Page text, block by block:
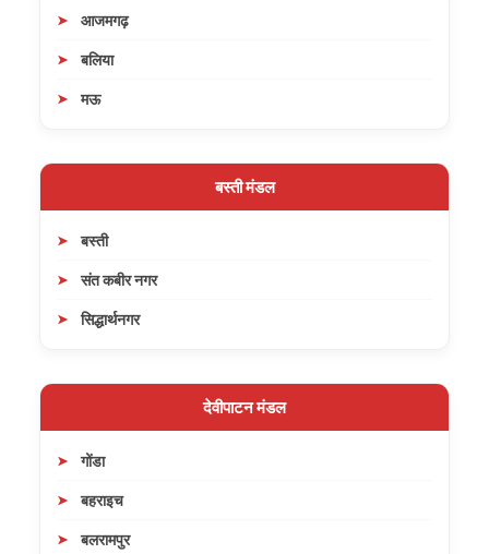
आजमगढ़
बलिया
मऊ
बस्ती मंडल
बस्ती
संत कबीर नगर
सिद्धार्थनगर
देवीपाटन मंडल
गोंडा
बहराइच
बलरामपुर